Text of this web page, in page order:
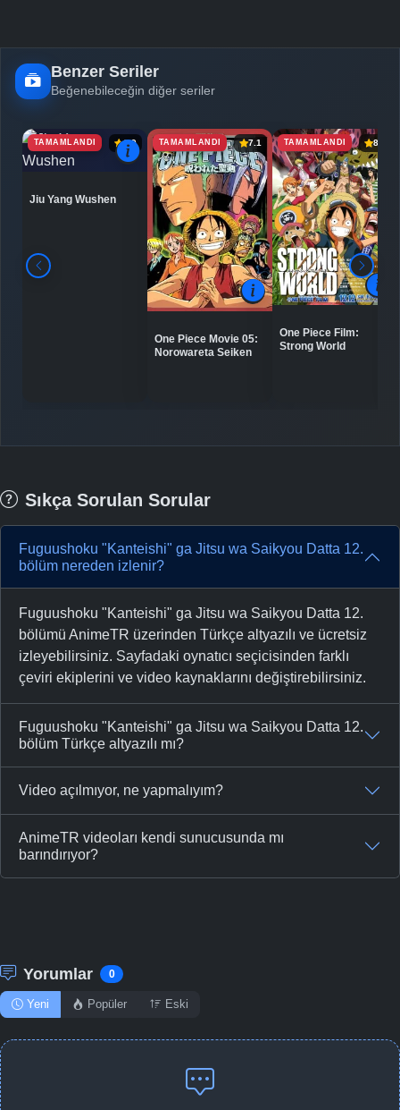
Benzer Seriler
Beğenebileceğin diğer seriler
TAMAMLANDI 6.9
Jiu Yang Wushen
TAMAMLANDI 7.1
One Piece Movie 05:
Norowareta Seiken
TAMAMLANDI 8.0
One Piece Film:
Strong World
Sıkça Sorulan Sorular
Fuguushoku "Kanteishi" ga Jitsu wa Saikyou Datta 12.
bölüm nereden izlenir?
Fuguushoku "Kanteishi" ga Jitsu wa Saikyou Datta 12.
bölümü AnimeTR üzerinden Türkçe altyazılı ve ücretsiz
izleyebilirsiniz. Sayfadaki oynatıcı seçicisinden farklı
çeviri ekiplerini ve video kaynaklarını değiştirebilirsiniz.
Fuguushoku "Kanteishi" ga Jitsu wa Saikyou Datta 12.
bölüm Türkçe altyazılı mı?
Video açılmıyor, ne yapmalıyım?
AnimeTR videoları kendi sunucusunda mı
barındırıyor?
Yorumlar 0
Yeni Popüler Eski